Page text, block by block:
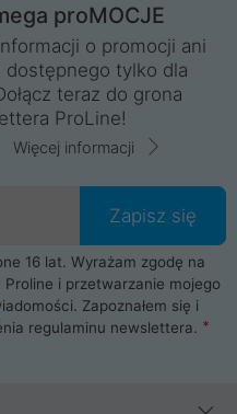
proMOCJE
o promocji ani
tylko dla
teraz do grona
ProLine!
Więcej informacji
Zapisz się
16 lat. Wyrażam zgodę na
i przetwarzanie mojego
Zapoznałem się i
regulaminu newslettera.